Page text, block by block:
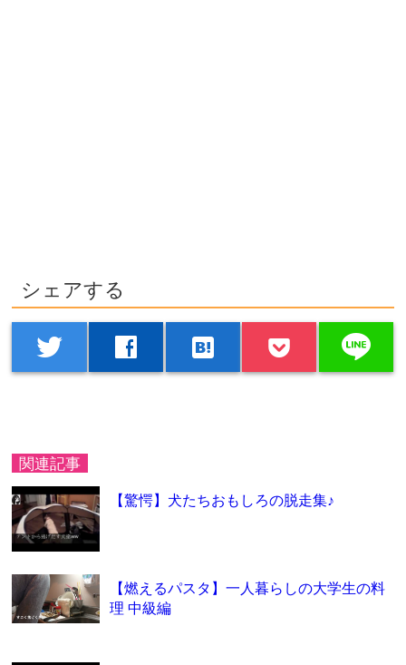
シェアする
twitter facebook hatenabookmark line
関連記事
【驚愕】犬たちおもしろの脱走集♪
【燃えるパスタ】一人暮らしの大学生の料
理 中級編